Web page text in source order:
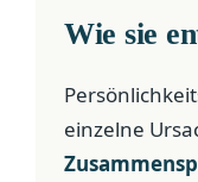
Wie sie
einzelne